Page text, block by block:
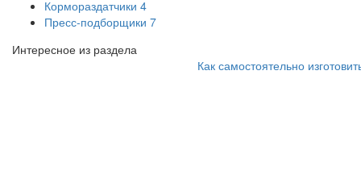
Кормораздатчики 4
Пресс-подборщики 7
Интересное из раздела
Как самостоятельно